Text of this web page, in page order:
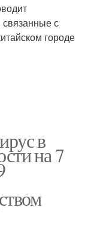
с
городе
в
на 7